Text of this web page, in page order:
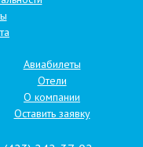
Авиабилеты
Отели
О компании
Оставить заявку